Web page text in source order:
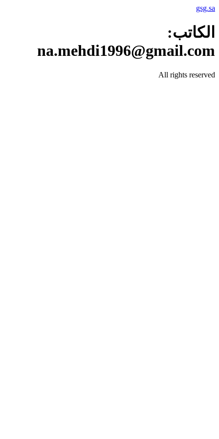
gsg.sa
الكاتب:
na.mehdi1996@gmail.com
All rights reserved